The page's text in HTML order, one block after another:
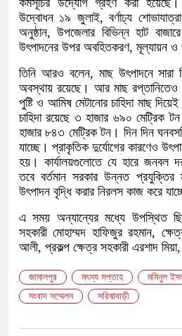
কর্মসূচির উদ্যোগ গ্রহণ করা
উদ্বোধন ১৯ জুলাই, বর্ণাঢ্য
অনুষ্ঠান, উপজেলার বিভিন্ন হাট
উৎপাদনের উপর অবহিতকরণ, মূল্যায়ন ও
তিনি আরও বলেন, মাছ উৎপাদনে সারা
অবস্থায় রয়েছে। আর মাছ রপ্তানিতেও
পুষ্টি ও আমিষ মেটানোর চাহিদা মাছ
চাহিদা রয়েছে ৩ হাজার ৬৯০ মেট্রিক
হাজার ৮৪৩ মেট্রিক টন। দিন দিন
যাচ্ছে। প্রাকৃতিক দুর্যোগের কারণেও
হয়। কার্যালয়গুলোতে যে হারে জনবল
তবে বর্তমান সরকার উন্নত প্রযুক্তির
উৎপাদন বৃদ্ধি করার নিরলস কাজ করে
এ সময় অন্যান্যের মধ্যে উপস্থিত
সহকারী মোহাম্মদ হাফিজুর রহমান,
আলী, প্রকল্প ক্ষেত্র সহকারী এরশাদ
জামালপুর মৎস্য সপ্তাহ
মমিনুল
সংবাদ সম্মেলন
সরিষাবাড়ী